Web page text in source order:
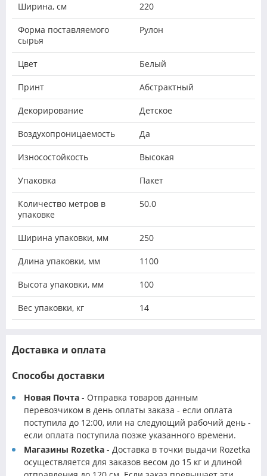
Ширина, см 220
Форма поставляемого
сырья
Рулон
Цвет Белый
Принт Абстрактный
Декорирование Детское
Воздухопроницаемость Да
Износостойкость Высокая
Упаковка Пакет
Количество метров в
упаковке
50.0
Ширина упаковки, мм 250
Длина упаковки, мм 1100
Высота упаковки, мм 100
Вес упаковки, кг 14
Доставка и оплата
Способы доставки
Новая Почта - Отправка товаров данным
перевозчиком в день оплаты заказа - если оплата
поступила до 12:00, или на следующий рабочий день -
если оплата поступила позже указанного времени.
Магазины Rozetka - Доставка в точки выдачи Rozetka
осуществляется для заказов весом до 15 кг и длиной